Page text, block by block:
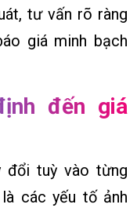
tư vấn rõ ràng
giá minh bạch
đến giá
tuỳ vào từng
các yếu tố ảnh